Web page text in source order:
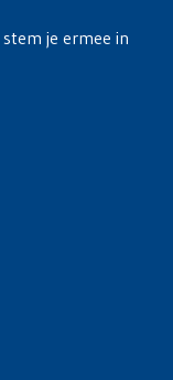
je ermee in